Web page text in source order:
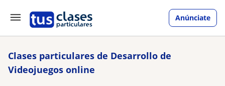
Anúnciate
Clases particulares de Desarrollo de
Videojuegos online